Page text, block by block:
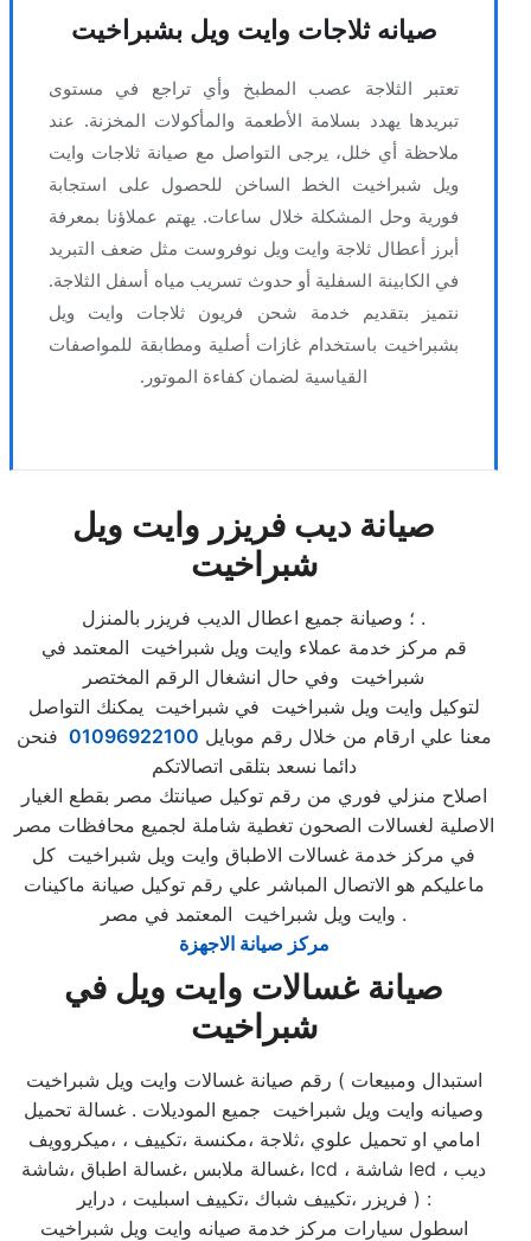
صيانه ثلاجات وايت ويل بشبراخيت
تعتبر الثلاجة عصب المطبخ وأي تراجع في مستوى
تبريدها يهدد بسلامة الأطعمة والمأكولات المخزنة. عند
ملاحظة أي خلل، يرجى التواصل مع صيانة ثلاجات وايت
ويل شبراخيت الخط الساخن للحصول على استجابة
فورية وحل المشكلة خلال ساعات. يهتم عملاؤنا بمعرفة
أبرز أعطال ثلاجة وايت ويل نوفروست مثل ضعف التبريد
في الكابينة السفلية أو حدوث تسريب مياه أسفل الثلاجة.
نتميز بتقديم خدمة شحن فريون ثلاجات وايت ويل
بشبراخيت باستخدام غازات أصلية ومطابقة للمواصفات
القياسية لضمان كفاءة الموتور.
صيانة ديب فريزر وايت ويل
شبراخيت
؛ وصيانة جميع اعطال الديب فريزر بالمنزل .
قم مركز خدمة عملاء وايت ويل شبراخيت المعتمد في
شبراخيت وفي حال انشغال الرقم المختصر
لتوكيل وايت ويل شبراخيت في شبراخيت يمكنك التواصل
معنا علي ارقام من خلال رقم موبايل 01096922100 فنحن
دائما نسعد بتلقى اتصالاتكم
اصلاح منزلي فوري من رقم توكيل صيانتك مصر بقطع الغيار
الاصلية لغسالات الصحون تغطية شاملة لجميع محافظات مصر
في مركز خدمة غسالات الاطباق وايت ويل شبراخيت كل
ماعليكم هو الاتصال المباشر علي رقم توكيل صيانة ماكينات
وايت ويل شبراخيت المعتمد في مصر .
مركز صيانة الاجهزة
صيانة غسالات وايت ويل في
شبراخيت
رقم صيانة غسالات وايت ويل شبراخيت ( استبدال ومبيعات
وصيانه وايت ويل شبراخيت جميع الموديلات . غسالة تحميل
امامي او تحميل علوي ،ثلاجة ،مكنسة ،تكييف ، ،ميكروويف
،غسالة ملابس ،غسالة اطباق ،شاشة lcd ، شاشة led ، ديب
فريزر ،تكييف شباك ،تكييف اسبليت ، دراير ) :
اسطول سيارات مركز خدمة صيانه وايت ويل شبراخيت